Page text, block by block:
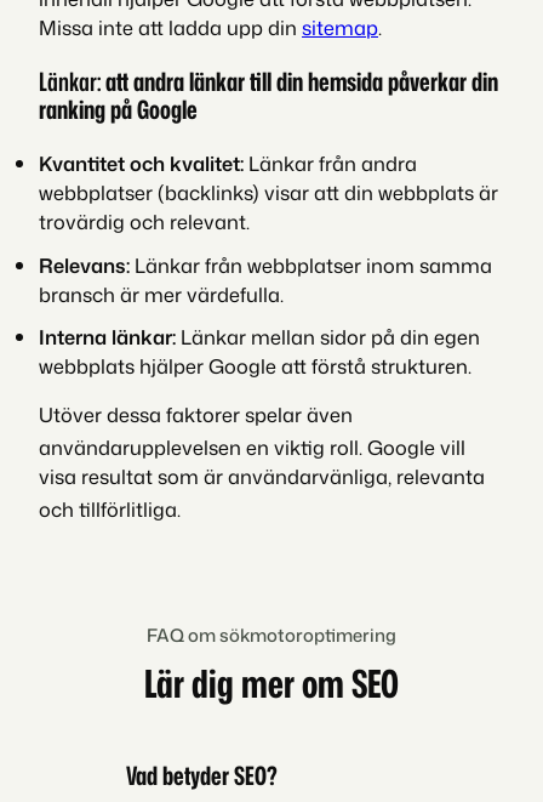
Missa inte att ladda upp din sitemap.
Länkar:att andra länkar till din hemsida påverkar din
ranking på Google
Kvantitet och kvalitet: Länkar från andra
webbplatser (backlinks) visar att din webbplats är
trovärdig och relevant.
Relevans: Länkar från webbplatser inom samma
bransch är mer värdefulla.
Interna länkar: Länkar mellan sidor på din egen
webbplats hjälper Google att förstå strukturen.
Utöver dessa faktorer spelar även
användarupplevelsen en viktig roll.Google vill
visa resultat som är användarvänliga, relevanta
och tillförlitliga.
FAQ om sökmotoroptimering
Lär dig mer om SEO
Vad betyder SEO?